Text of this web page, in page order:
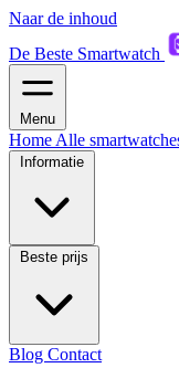
Naar de inhoud
De Beste Smartwatch
Menu
Home Alle
Informatie
Beste prijs
Blog Contact